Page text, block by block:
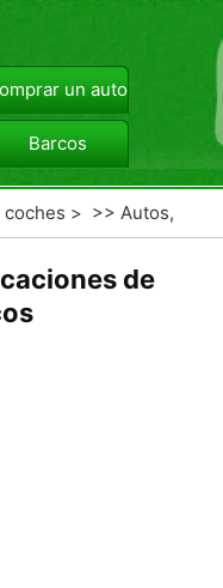
un automóvil
Barcos
coches > >>Autos,
de